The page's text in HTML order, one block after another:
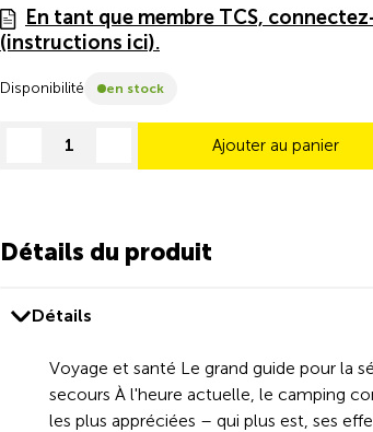
En tant que membre TCS,
(instructions ici).
Disponibilité en stock
decrease quantityincrease quantity
Ajouter au panier
Détails du produit
Détails
Voyage et santé Le grand guide pour la
secours À l'heure actuelle, le camping
les plus appréciées – qui plus est, ses